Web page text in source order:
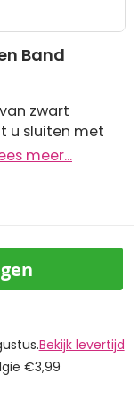
Band
zwart
u sluiten met
meer...
Bekijk levertijd
€3,99